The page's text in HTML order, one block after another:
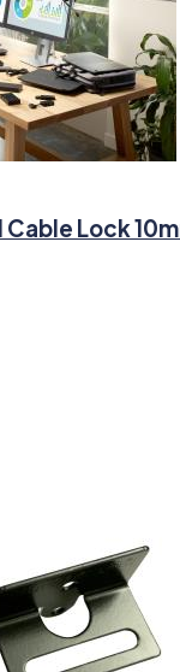
Lock